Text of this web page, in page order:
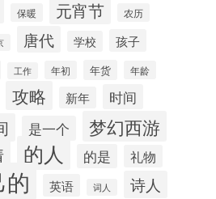
保暖 元宵节 农历
唐代 学校 孩子
工作 年初 年货 年龄
攻略 新年 时间
是一个 梦幻西游
的人 的是 礼物
的 英语 词人 诗人